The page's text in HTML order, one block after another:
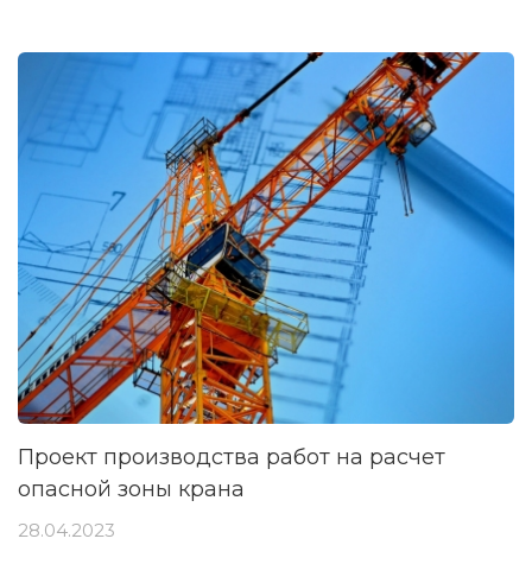
Проект производства работ на расчет
опасной зоны крана
28.04.2023